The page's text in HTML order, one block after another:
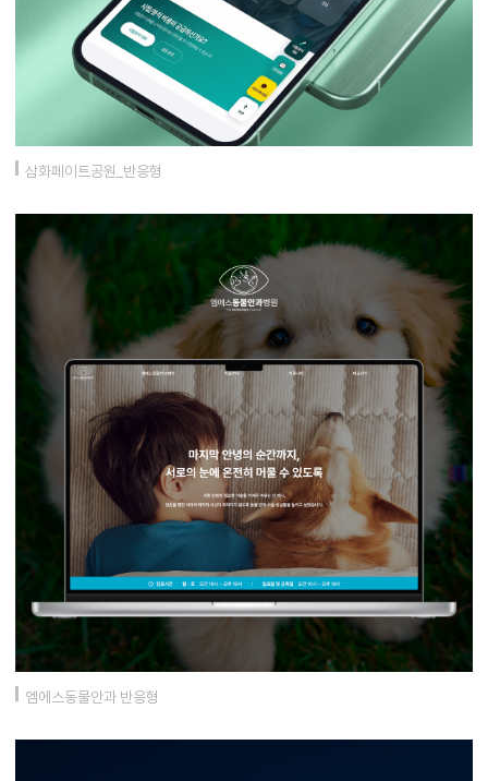
삼화페이트공원_반응형
엠에스동물안과 반응형